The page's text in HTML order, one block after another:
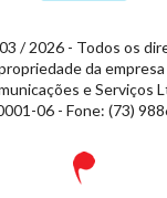
/ 2026 - Todos os
da
e Serviços
06 - Fone: (73)